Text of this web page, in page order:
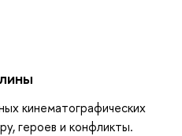
кинематографических
героев и конфликты.